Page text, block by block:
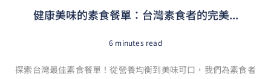
健康美味的素食餐單：台灣素食者的完美...
6 minutes read
探索台灣最佳素食餐單！從營養均衡到美味可口，我們為素食者